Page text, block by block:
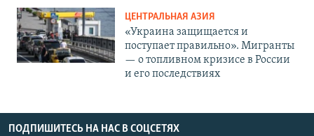
ЦЕНТРАЛЬНАЯ АЗИЯ
«Украина защищается и
поступает правильно». Мигранты
— о топливном кризисе в России
и его последствиях
ПОДПИШИТЕСЬ НА НАС В СОЦСЕТЯХ